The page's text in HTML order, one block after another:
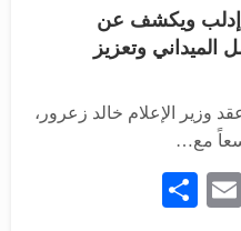
إدلب ويكشف عن
الميداني وتعزيز
وزير الإعلام خالد زعرور،
مع…
Snapchat
Email